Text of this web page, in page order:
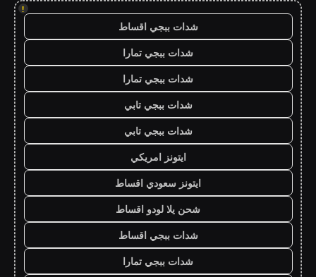
!
شدات ببجي اقساط
شدات ببجي تمارا
شدات ببجي تمارا
شدات ببجي تابي
شدات ببجي تابي
ايتونز امريكي
ايتونز سعودي اقساط
شحن يلا لودو اقساط
شدات ببجي اقساط
شدات ببجي تمارا